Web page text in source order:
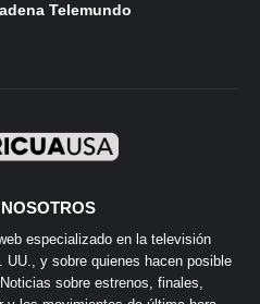
Telemundo
especializado en la televisión
UU., y sobre quienes hacen posible
sobre estrenos, finales,